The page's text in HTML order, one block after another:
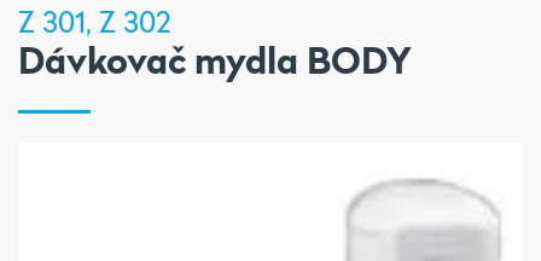
Z 301, Z 302
Dávkovač mydla BODY